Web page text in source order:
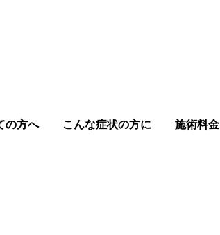
の方へ こんな症状の方に 施術料金